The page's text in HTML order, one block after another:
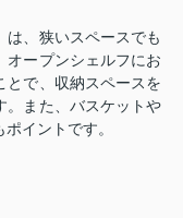
は、狭いスペースでも
オープンシェルフにお
とで、収納スペースを
。また、バスケットや
イントです。